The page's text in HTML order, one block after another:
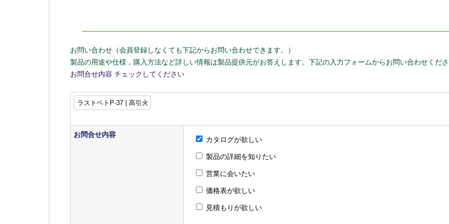
お問い合わせ（会員登録しなくても下記からお問い合わせできます。）
製品の用途や仕様，購入方法など詳しい情報は製品提供元がお答えします。下記の入力フォームからお問い合わせくだ
お問合せ内容 チェックしてください
お問合せ内容
カタログが欲しい
製品の詳細を知りたい
営業に会いたい
価格表が欲しい
見積もりが欲しい